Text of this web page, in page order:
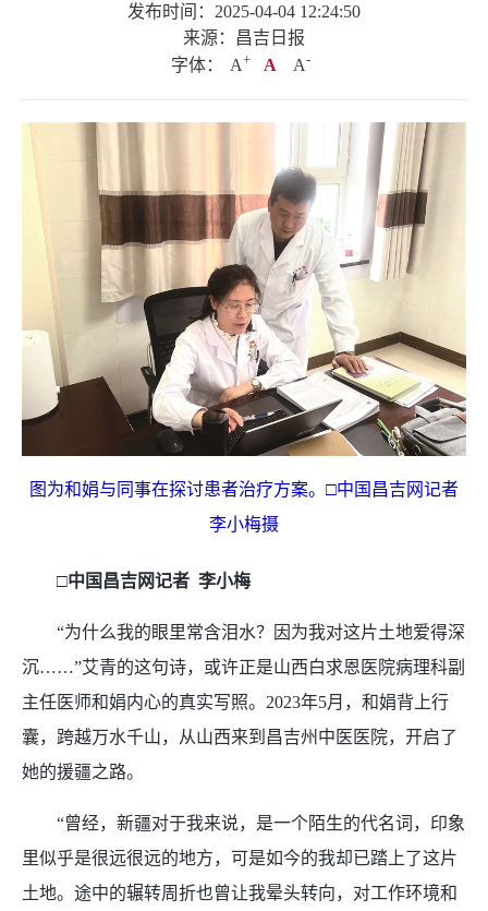
发布时间：2025-04-04 12:24:50
来源：昌吉日报
字体：
A+ A A-
图为和娟与同事在探讨患者治疗方案。□中国昌吉网记者
李小梅摄
□中国昌吉网记者 李小梅
“为什么我的眼里常含泪水？因为我对这片土地爱得深
沉……”艾青的这句诗，或许正是山西白求恩医院病理科副
主任医师和娟内心的真实写照。2023年5月，和娟背上行
囊，跨越万水千山，从山西来到昌吉州中医医院，开启了
她的援疆之路。
“曾经，新疆对于我来说，是一个陌生的代名词，印象
里似乎是很远很远的地方，可是如今的我却已踏上了这片
土地。途中的辗转周折也曾让我晕头转向，对工作环境和